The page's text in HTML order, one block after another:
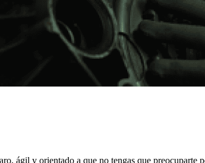
ágil y orientado a que no tengas que preocuparte